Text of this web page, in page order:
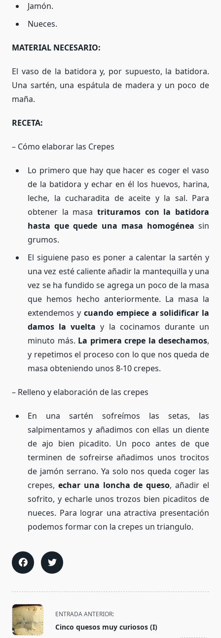
Jamón.
Nueces.
MATERIAL NECESARIO:
El vaso de la batidora y, por supuesto, la batidora.
Una sartén, una espátula de madera y un poco de
maña.
RECETA:
– Cómo elaborar las Crepes
Lo primero que hay que hacer es coger el vaso
de la batidora y echar en él los huevos, harina,
leche, la cucharadita de aceite y la sal. Para
obtener la masa trituramos con la batidora
hasta que quede una masa homogénea sin
grumos.
El siguiene paso es poner a calentar la sartén y
una vez esté caliente añadir la mantequilla y una
vez se ha fundido se agrega un poco de la masa
que hemos hecho anteriormente. La masa la
extendemos y cuando empiece a solidificar la
damos la vuelta y la cocinamos durante un
minuto más. La primera crepe la desechamos,
y repetimos el proceso con lo que nos queda de
masa obteniendo unos 8-10 crepes.
– Relleno y elaboración de las crepes
En una sartén sofreímos las setas, las
salpimentamos y añadimos con ellas un diente
de ajo bien picadito. Un poco antes de que
terminen de sofreirse añadimos unos trocitos
de jamón serrano. Ya solo nos queda coger las
crepes, echar una loncha de queso, añadir el
sofrito, y echarle unos trozos bien picaditos de
nueces. Para lograr una atractiva presentación
podemos formar con la crepes un triangulo.
<span
class="nav-
subtitle
ENTRADA ANTERIOR:
Cinco quesos muy curiosos (I)